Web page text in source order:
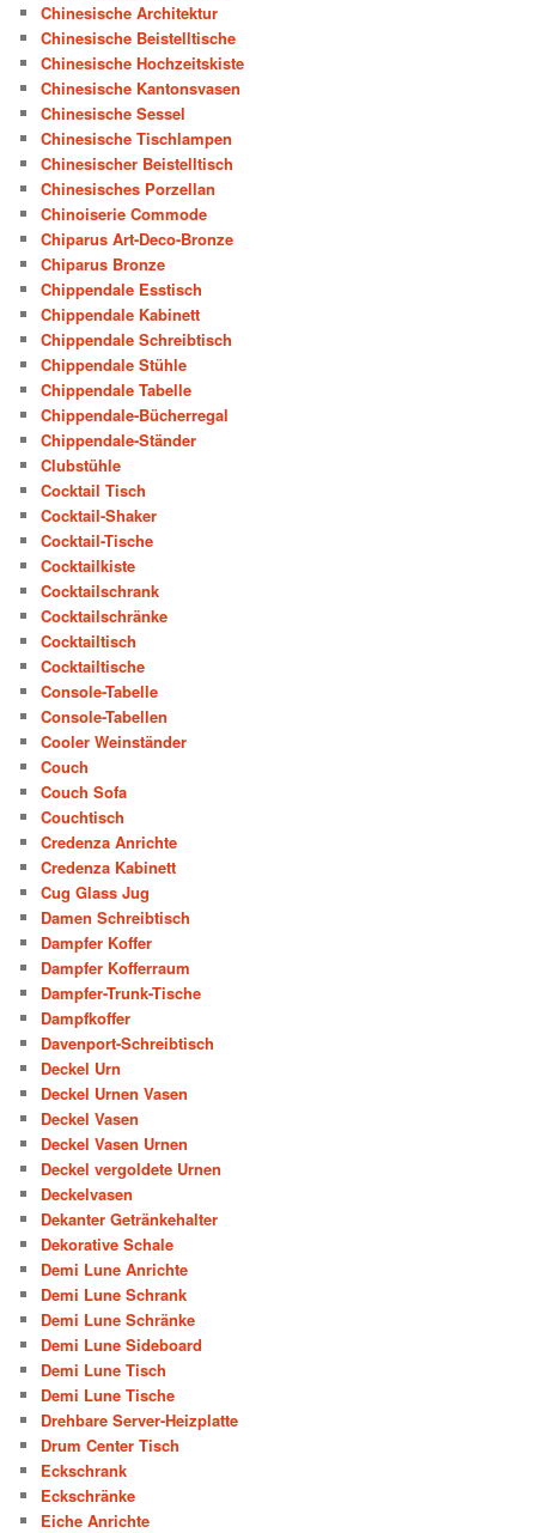
Chinesische Architektur
Chinesische Beistelltische
Chinesische Hochzeitskiste
Chinesische Kantonsvasen
Chinesische Sessel
Chinesische Tischlampen
Chinesischer Beistelltisch
Chinesisches Porzellan
Chinoiserie Commode
Chiparus Art-Deco-Bronze
Chiparus Bronze
Chippendale Esstisch
Chippendale Kabinett
Chippendale Schreibtisch
Chippendale Stühle
Chippendale Tabelle
Chippendale-Bücherregal
Chippendale-Ständer
Clubstühle
Cocktail Tisch
Cocktail-Shaker
Cocktail-Tische
Cocktailkiste
Cocktailschrank
Cocktailschränke
Cocktailtisch
Cocktailtische
Console-Tabelle
Console-Tabellen
Cooler Weinständer
Couch
Couch Sofa
Couchtisch
Credenza Anrichte
Credenza Kabinett
Cug Glass Jug
Damen Schreibtisch
Dampfer Koffer
Dampfer Kofferraum
Dampfer-Trunk-Tische
Dampfkoffer
Davenport-Schreibtisch
Deckel Urn
Deckel Urnen Vasen
Deckel Vasen
Deckel Vasen Urnen
Deckel vergoldete Urnen
Deckelvasen
Dekanter Getränkehalter
Dekorative Schale
Demi Lune Anrichte
Demi Lune Schrank
Demi Lune Schränke
Demi Lune Sideboard
Demi Lune Tisch
Demi Lune Tische
Drehbare Server-Heizplatte
Drum Center Tisch
Eckschrank
Eckschränke
Eiche Anrichte